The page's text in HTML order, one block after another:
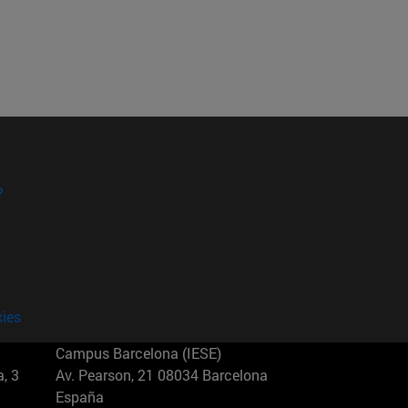
3
Campus Barcelona (IESE)
Av. Pearson, 21 08034 Barcelona
España